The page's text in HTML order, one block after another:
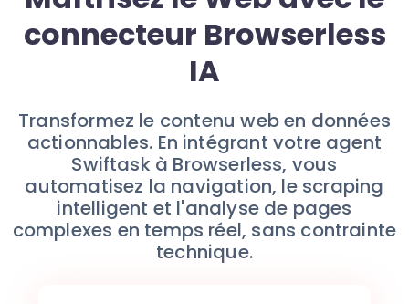
connecteur Browserless
IA
Transformez le contenu web en données
actionnables. En intégrant votre agent
Swiftask à Browserless, vous
automatisez la navigation, le scraping
intelligent et l'analyse de pages
complexes en temps réel, sans contrainte
technique.